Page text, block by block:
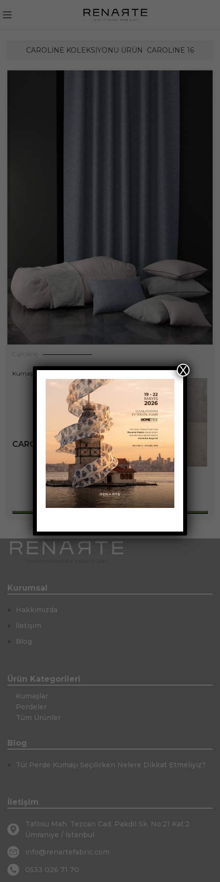
CAROLINE KOLEKSIYONU ÜRÜN CAROLINE 16
Caroline
Kumaşlar
CAROLINE KOLEKSIYONU
+5
Kurumsal
Hakkımızda
İletişim
Blog
Ürün Kategorileri
Kumaşlar
Perdeler
Tüm Ürünler
Blog
Tül Perde Kumaşı Seçilirken Nelere Dikkat Etmeliyiz?
İletişim
Tatlısu Mah. Tezcan Cad. Pakdil Sk. No:21 Kat:2
Ümraniye / İstanbul
info@renartefabric.com
0533 026 71 70
X